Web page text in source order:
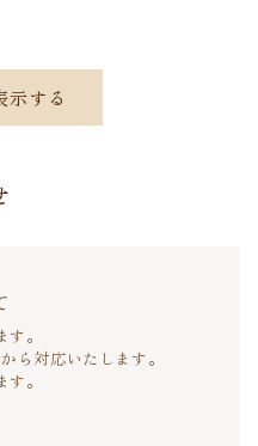
示する
。
ら対応いたします。
。